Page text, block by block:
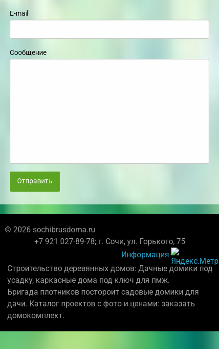
E-mail
Сообщение
Отправить
© 2026 sochibrusdoma.ru
+7 921 027-89-78; г. Сочи, ул. Горького, 75
Информация
Строительство деревянных домов: Дачные домики под
усадку, каркасные дома под ключ для пмж.
Бригада плотников постороит садовые домики для
дачи. Каталог проектов с фото и ценами: заказать
домокомплект.